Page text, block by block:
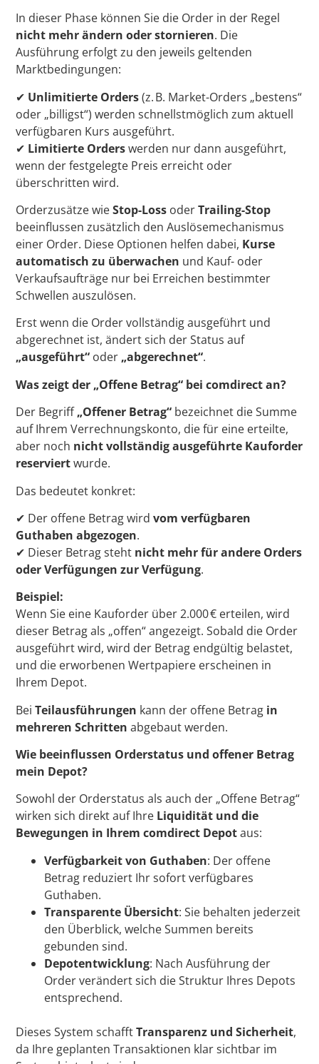
In dieser Phase können Sie die Order in der Regel
nicht mehr ändern oder stornieren. Die
Ausführung erfolgt zu den jeweils geltenden
Marktbedingungen:
✔ Unlimitierte Orders(z. B. Market-Orders „bestens“
oder „billigst“) werden schnellstmöglich zum aktuell
verfügbaren Kurs ausgeführt.
✔ Limitierte Orderswerden nur dann ausgeführt,
wenn der festgelegte Preis erreicht oder
überschritten wird.
Orderzusätze wieStop-Loss oderTrailing-Stop
beeinflussen zusätzlich den Auslösemechanismus
einer Order. Diese Optionen helfen dabei, Kurse
automatisch zu überwachen und Kauf- oder
Verkaufsaufträge nur bei Erreichen bestimmter
Schwellen auszulösen.
Erst wenn die Order vollständig ausgeführt und
abgerechnet ist, ändert sich der Status auf
„ausgeführt“ oder „abgerechnet“.
Was zeigt der „Offene Betrag“ bei comdirect an?
Der Begriff„Offener Betrag“ bezeichnet die Summe
auf Ihrem Verrechnungskonto, die für eine erteilte,
aber noch nicht vollständig ausgeführte Kauforder
reserviertwurde.
Das bedeutet konkret:
✔ Der offene Betrag wirdvom verfügbaren
Guthaben abgezogen.
✔ Dieser Betrag steht nicht mehr für andere Orders
oder Verfügungen zur Verfügung.
Beispiel:
Wenn Sie eine Kauforder über 2.000 € erteilen, wird
dieser Betrag als „offen“ angezeigt. Sobald die Order
ausgeführt wird, wird der Betrag endgültig belastet,
und die erworbenen Wertpapiere erscheinen in
Ihrem Depot.
BeiTeilausführungen kann der offene Betrag in
mehreren Schritten abgebaut werden.
Wie beeinflussen Orderstatus und offener Betrag
mein Depot?
Sowohl der Orderstatus als auch der „Offene Betrag“
wirken sich direkt auf Ihre Liquidität und die
Bewegungen in Ihrem comdirect Depotaus:
Verfügbarkeit von Guthaben: Der offene
Betrag reduziert Ihr sofort verfügbares
Guthaben.
Transparente Übersicht: Sie behalten jederzeit
den Überblick, welche Summen bereits
gebunden sind.
Depotentwicklung: Nach Ausführung der
Order verändert sich die Struktur Ihres Depots
entsprechend.
Dieses System schafftTransparenz und Sicherheit,
da Ihre geplanten Transaktionen klar sichtbar im